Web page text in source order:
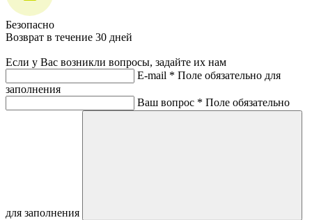
Безопасно
Возврат в течение 30 дней
Если у Вас возникли вопросы, задайте их нам
E-mail * Поле обязательно для
заполнения
Ваш вопрос * Поле обязательно
для заполнения